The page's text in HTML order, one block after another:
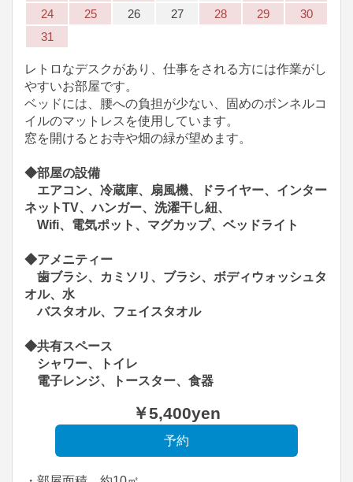
24
25 26 27 28 29
30
31
レトロなデスクがあり、仕事をされる方には作業がし
やすいお部屋です。
ベッドには、腰への負担が少ない、固めのボンネルコ
イルのマットレスを使用しています。
窓を開けるとお寺や畑の緑が望めます。
◆部屋の設備
エアコン、冷蔵庫、扇風機、ドライヤー、インター
ネットTV、ハンガー、洗濯干し紐、
Wifi、電気ポット、マグカップ、ベッドライト
◆アメニティー
歯ブラシ、カミソリ、ブラシ、ボディウォッシュタ
オル、水
バスタオル、フェイスタオル
◆共有スペース
シャワー、トイレ
電子レンジ、トースター、食器
￥5,400yen